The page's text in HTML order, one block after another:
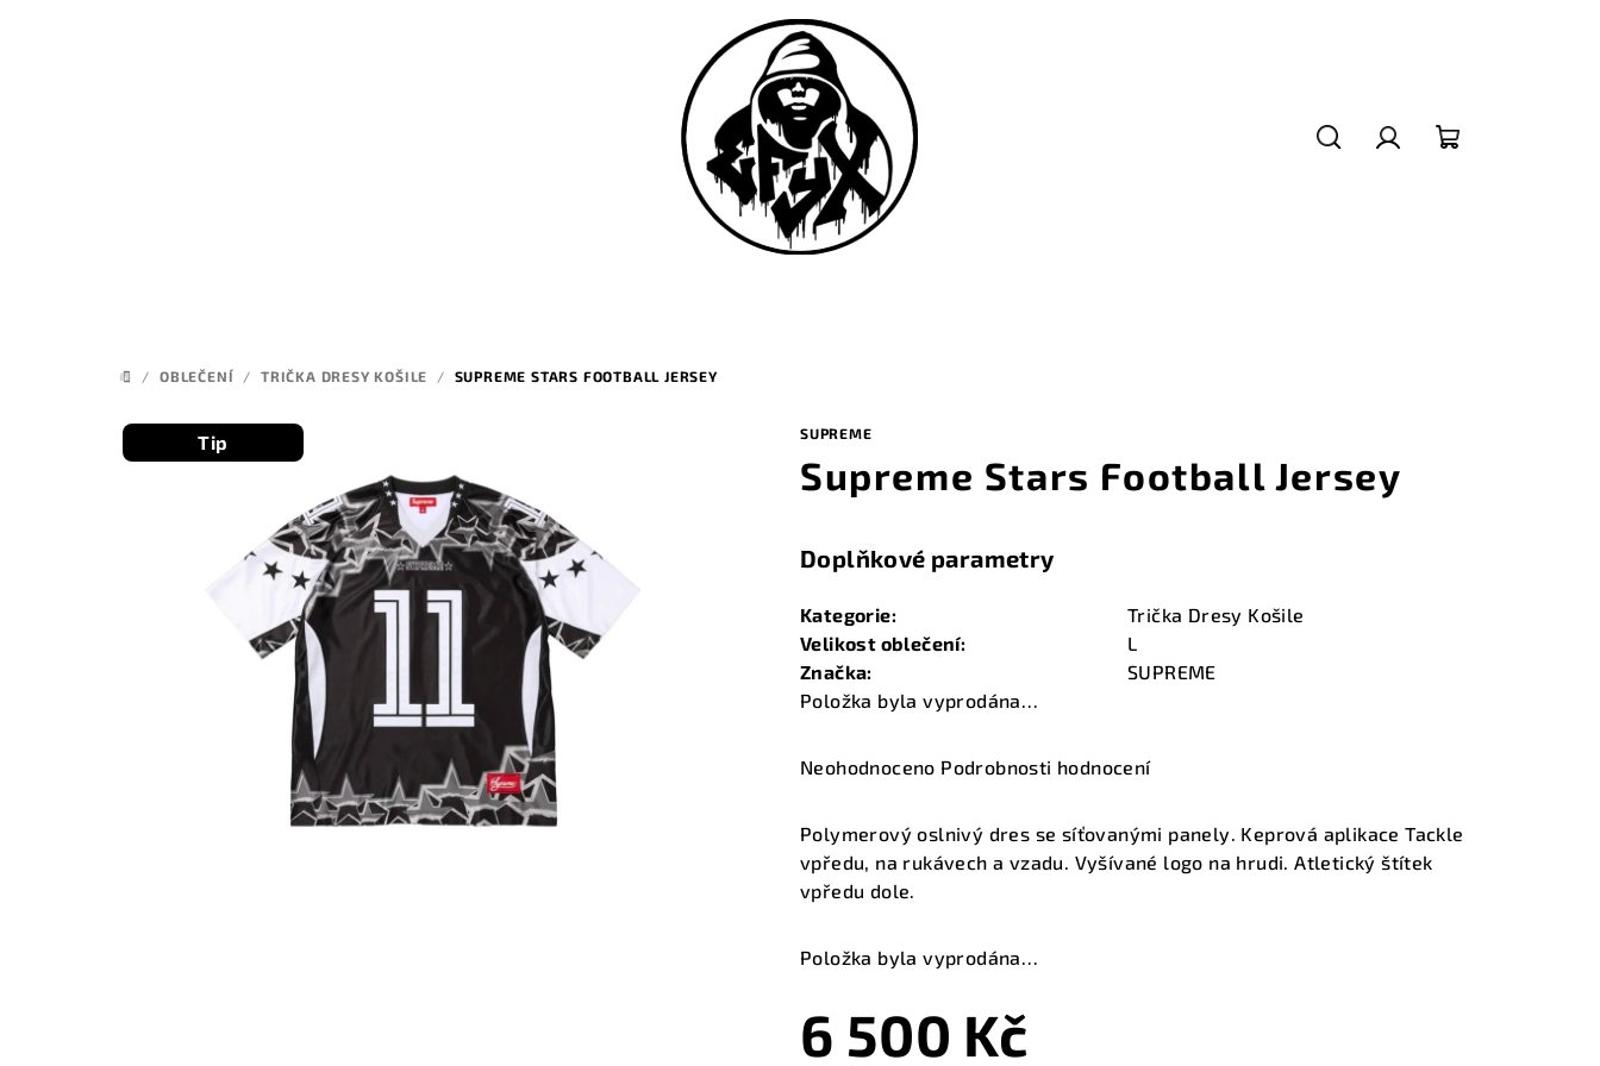
DOMŮ
/ OBLEČENÍ / TRIČKA DRESY KOŠILE / SUPREME STARS FOOTBALL JERSEY
SUPREME
Supreme Stars Football Jersey
Doplňkové parametry
Kategorie:
Trička Dresy Košile
Velikost oblečení:
L
Značka:
SUPREME
Položka byla vyprodána…
Průměrné
produktu
0,0
hvězdiček.
Neohodnoceno Podrobnosti hodnocení
Polymerový oslnivý dres se síťovanými panely. Keprová aplikace Tackle
vpředu, na rukávech a vzadu. Vyšívané logo na hrudi. Atletický štítek
vpředu dole.
Položka byla vyprodána…
6 500 Kč
Tip